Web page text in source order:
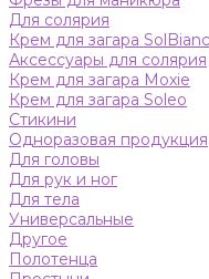
Для солярия
Крем для загара
Аксессуары для солярия
Крем для загара Moxie
Крем для загара Soleo
Стикини
Одноразовая продукция
Для головы
Для рук и ног
Для тела
Универсальные
Другое
Полотенца